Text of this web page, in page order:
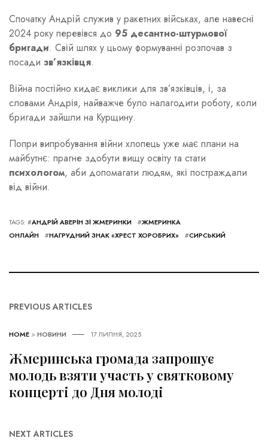
Спочатку Андрій служив у ракетних військах, але навесні
2024 року перевівся до 95 десантно-штурмової
бригади. Свій шлях у цьому формуванні розпочав з
посади зв’язківця.
Війна постійно кидає виклики для зв’язківців, і, за
словами Андрія, найважче було налагодити роботу, коли
бригади зайшли на Курщину.
Попри випробування війни хлопець уже має плани на
майбутнє: прагне здобути вищу освіту та стати
психологом, аби допомагати людям, які постраждали
від війни.
TAGS: #АНДРІЙ АВЕРІН ЗІ ЖМЕРИНКИ #ЖМЕРИНКА
ОНЛАЙН
#НАГРУДНИЙ ЗНАК «ХРЕСТ ХОРОБРИХ» #СИРСЬКИЙ
PREVIOUS ARTICLES
HOME >НОВИНИ 17 ЛИПНЯ, 2025
Жмеринська громада запрошує
молодь взяти участь у святковому
концерті до Дня молоді
NEXT ARTICLES